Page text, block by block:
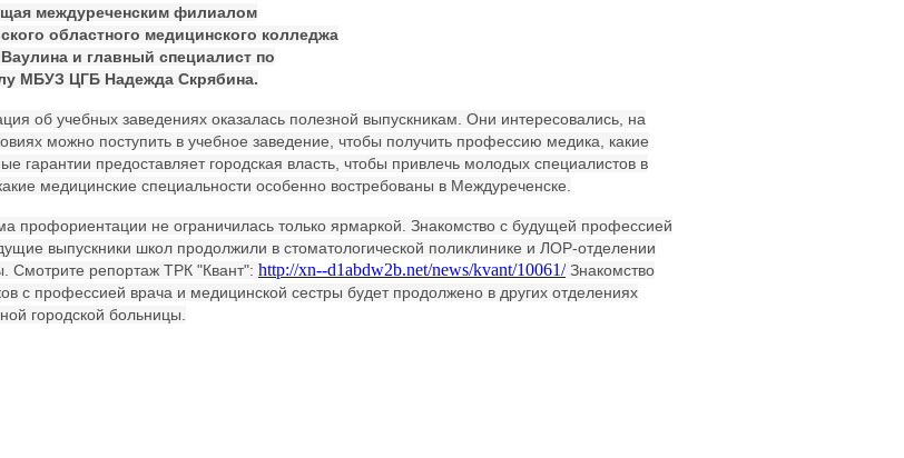
междуреченским филиалом
областного медицинского колледжа
и главный специалист по
МБУЗ ЦГБ Надежда Скрябина.
об учебных заведениях оказалась полезной выпускникам. Они интересовались, на
можно поступить в учебное заведение, чтобы получить профессию медика, какие
гарантии предоставляет городская власть, чтобы привлечь молодых специалистов в
медицинские специальности особенно востребованы в Междуреченске.
профориентации не ограничилась только ярмаркой. Знакомство с будущей профессией
выпускники школ продолжили в стоматологической поликлинике и ЛОР-отделении
Смотрите репортаж ТРК "Квант": http://xn--d1abdw2b.net/news/kvant/10061/ Знакомство
с профессией врача и медицинской сестры будет продолжено в других отделениях
городской больницы.